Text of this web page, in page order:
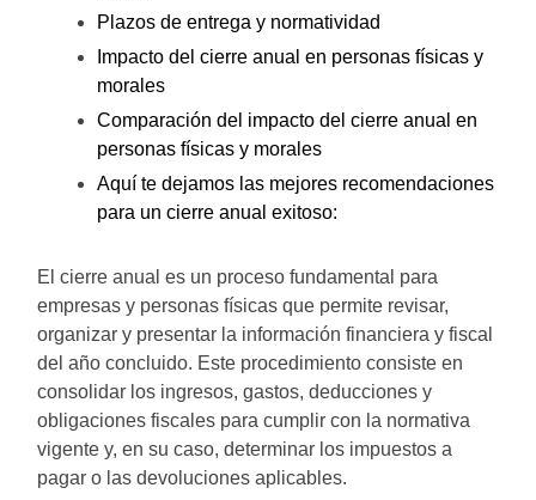
Plazos de entrega y normatividad
Impacto del cierre anual en personas físicas y
morales
Comparación del impacto del cierre anual en
personas físicas y morales
Aquí te dejamos las mejores recomendaciones
para un cierre anual exitoso:
El cierre anual es un proceso fundamental para
empresas y personas físicas que permite revisar,
organizar y presentar la información financiera y fiscal
del año concluido. Este procedimiento consiste en
consolidar los ingresos, gastos, deducciones y
obligaciones fiscales para cumplir con la normativa
vigente y, en su caso, determinar los impuestos a
pagar o las devoluciones aplicables.